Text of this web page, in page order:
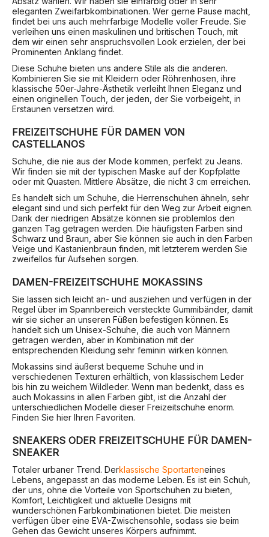
eleganten Zweifarbkombinationen. Wer gerne Pause macht,
findet bei uns auch mehrfarbige Modelle voller Freude. Sie
verleihen uns einen maskulinen und britischen Touch, mit
dem wir einen sehr anspruchsvollen Look erzielen, der bei
Prominenten Anklang findet.
Diese Schuhe bieten uns andere Stile als die anderen.
Kombinieren Sie sie mit Kleidern oder Röhrenhosen, ihre
klassische 50er-Jahre-Ästhetik verleiht Ihnen Eleganz und
einen originellen Touch, der jeden, der Sie vorbeigeht, in
Erstaunen versetzen wird.
FREIZEITSCHUHE FÜR DAMEN VON
CASTELLANOS
Schuhe, die nie aus der Mode kommen, perfekt zu Jeans.
Wir finden sie mit der typischen Maske auf der Kopfplatte
oder mit Quasten. Mittlere Absätze, die nicht 3 cm erreichen.
Es handelt sich um Schuhe, die Herrenschuhen ähneln, sehr
elegant sind und sich perfekt für den Weg zur Arbeit eignen.
Dank der niedrigen Absätze können sie problemlos den
ganzen Tag getragen werden. Die häufigsten Farben sind
Schwarz und Braun, aber Sie können sie auch in den Farben
Veige und Kastanienbraun finden, mit letzterem werden Sie
zweifellos für Aufsehen sorgen.
DAMEN-FREIZEITSCHUHE MOKASSINS
Sie lassen sich leicht an- und ausziehen und verfügen in der
Regel über im Spannbereich versteckte Gummibänder, damit
wir sie sicher an unseren Füßen befestigen können. Es
handelt sich um Unisex-Schuhe, die auch von Männern
getragen werden, aber in Kombination mit der
entsprechenden Kleidung sehr feminin wirken können.
Mokassins sind äußerst bequeme Schuhe und in
verschiedenen Texturen erhältlich, von klassischem Leder
bis hin zu weichem Wildleder. Wenn man bedenkt, dass es
auch Mokassins in allen Farben gibt, ist die Anzahl der
unterschiedlichen Modelle dieser Freizeitschuhe enorm.
Finden Sie hier Ihren Favoriten.
SNEAKERS ODER FREIZEITSCHUHE FÜR DAMEN-
SNEAKER
Totaler urbaner Trend. Derklassische Sportarteneines
Lebens, angepasst an das moderne Leben. Es ist ein Schuh,
der uns, ohne die Vorteile von Sportschuhen zu bieten,
Komfort, Leichtigkeit und aktuelle Designs mit
wunderschönen Farbkombinationen bietet. Die meisten
verfügen über eine EVA-Zwischensohle, sodass sie beim
Gehen das Gewicht unseres Körpers aufnimmt.